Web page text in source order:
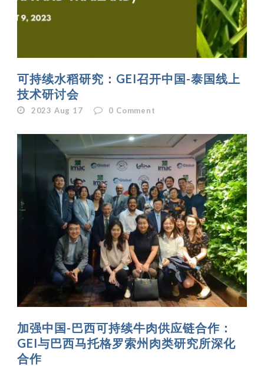
可持续水稻研究：GEI召开中国-泰国线上
技术研讨会
2023 Aug 17 0 Comment
加强中国-巴西可持续牛肉供应链合作：
GEI与巴西马托格罗索州肉类研究所深化
合作